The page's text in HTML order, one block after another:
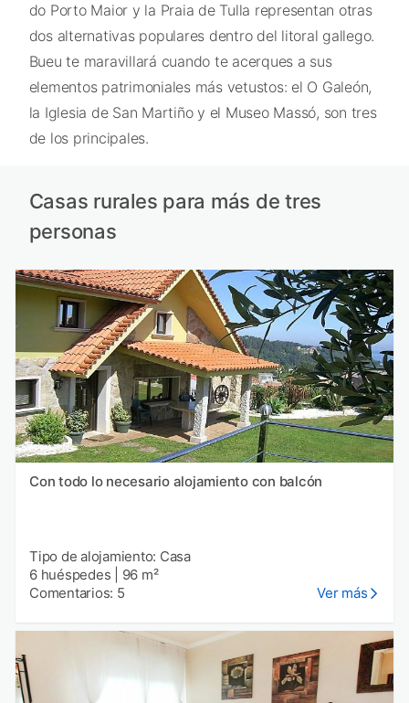
do Porto Maior y la Praia de Tulla representan otras
dos alternativas populares dentro del litoral gallego.
Bueu te maravillará cuando te acerques a sus
elementos patrimoniales más vetustos: el O Galeón,
la Iglesia de San Martiño y el Museo Massó, son tres
de los principales.
Casas rurales para más de tres
personas
Con todo lo necesario alojamiento con balcón
Tipo de alojamiento: Casa
6 huéspedes
96 m²
Comentarios: 5
Ver más